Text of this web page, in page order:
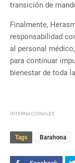
transición de
Finalmente,
responsabilidad
al personal
para continuar
bienestar de toda
INTERNACIONALES
Tags Barahona